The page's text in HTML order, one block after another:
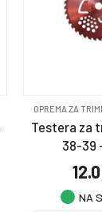
OPREMA ZA
Testera za
38-39
NA